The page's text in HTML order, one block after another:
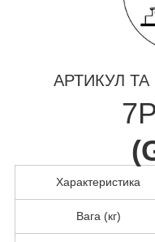
АРТИКУЛ
(
Характеристика
Вага (кг)